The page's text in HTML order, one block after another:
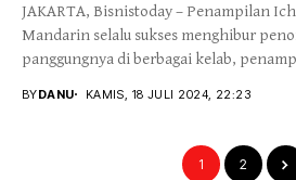
JAKARTA, Bisnistoday – Penampilan
Mandarin selalu sukses menghibur
panggungnya di berbagai kelab,
BYDANU KAMIS, 18 JULI 2024, 22:23
1 2